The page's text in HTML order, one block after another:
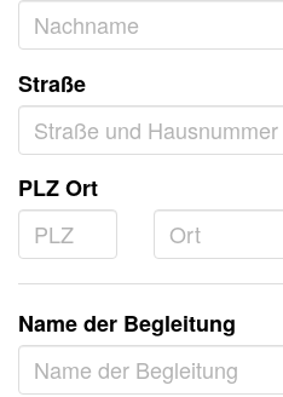
Straße
PLZ Ort
Name der Begleitung